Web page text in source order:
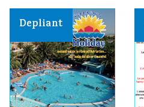
Depliant